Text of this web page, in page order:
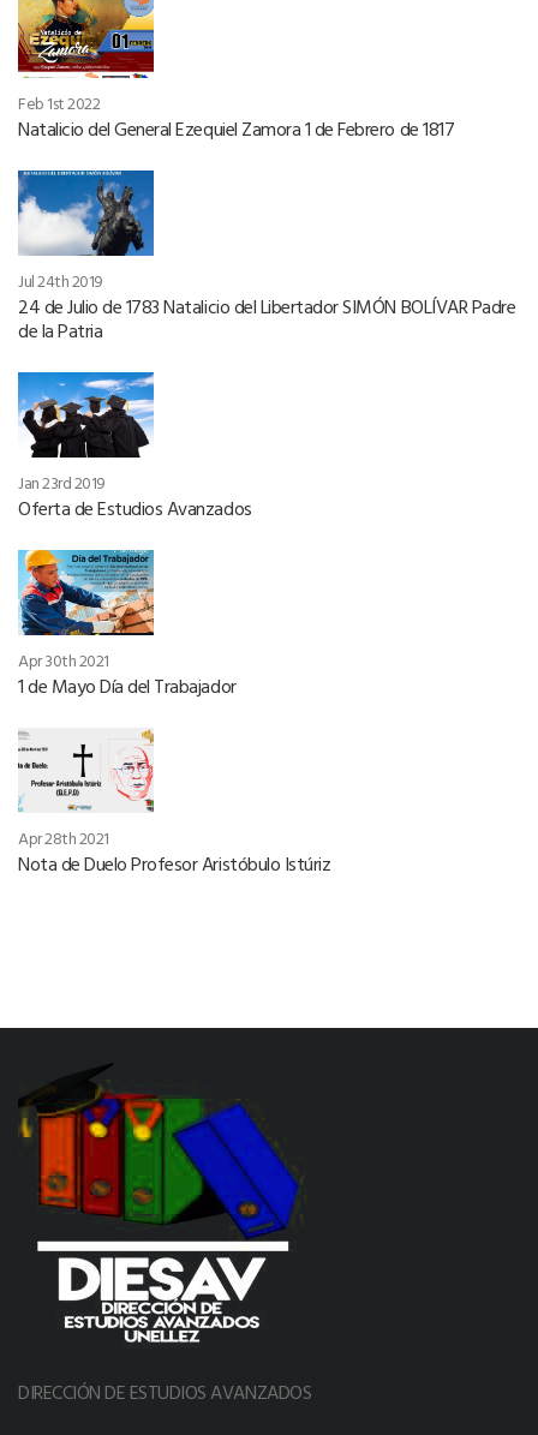
Feb 1st 2022
Natalicio del General Ezequiel Zamora 1 de Febrero de 1817
Jul 24th 2019
24 de Julio de 1783 Natalicio del Libertador SIMÓN BOLÍVAR Padre
de la Patria
Jan 23rd 2019
Oferta de Estudios Avanzados
Apr 30th 2021
1 de Mayo Día del Trabajador
Apr 28th 2021
Nota de Duelo Profesor Aristóbulo Istúriz
DIRECCIÓN DE ESTUDIOS AVANZADOS